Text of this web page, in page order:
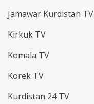
Jamawar Kurdistan TV
Kirkuk TV
Komala TV
Korek TV
Kurdîstan 24 TV